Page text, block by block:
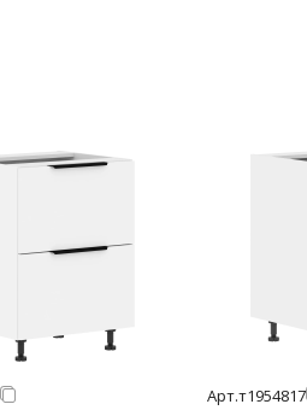
Арт.т1954817